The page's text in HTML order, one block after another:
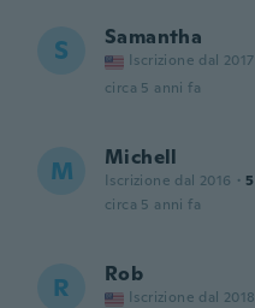
S Samantha
Iscrizione dal 2017
circa 5 anni fa
M Michell
Iscrizione dal 2016 · 5
circa 5 anni fa
R Rob
Iscrizione dal 2018